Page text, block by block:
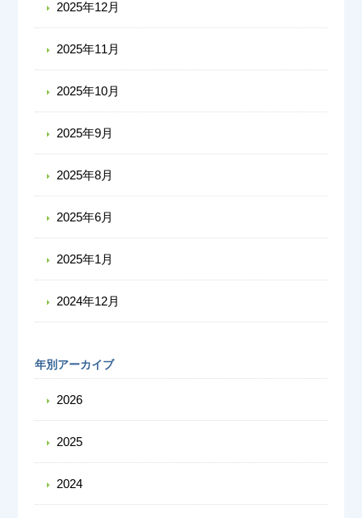
2025年12月
2025年11月
2025年10月
2025年9月
2025年8月
2025年6月
2025年1月
2024年12月
年別アーカイブ
2026
2025
2024